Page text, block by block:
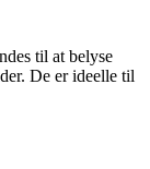
til at belyse
De er ideelle til